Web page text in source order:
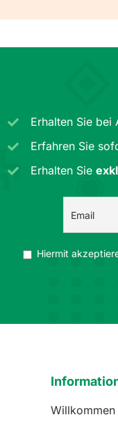
Erhalten Sie bei
Erfahren Sie
Erhalten Sie
Hiermit
Willkommen